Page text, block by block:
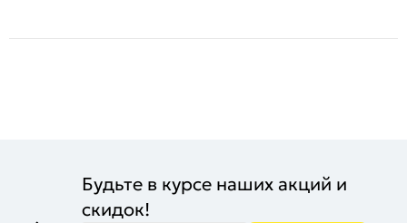
Будьте в курсе наших акций и
скидок!